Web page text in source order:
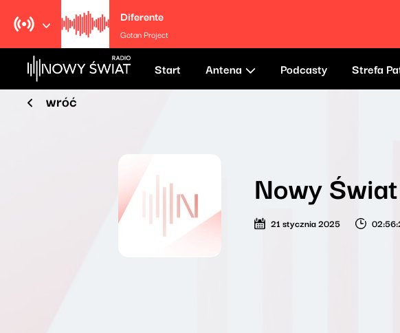
Diferente
Gotan Project
Start Antena Podcasty Strefa
wróć
Nowy
21 stycznia 2025